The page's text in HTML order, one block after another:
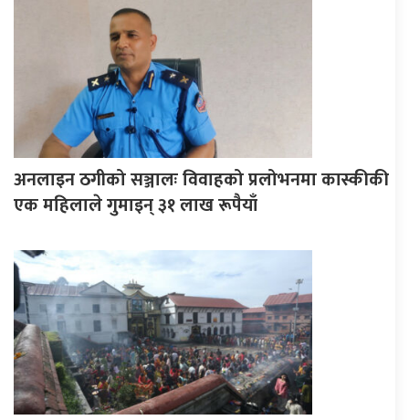
अनलाइन ठगीको सञ्जालः विवाहको प्रलोभनमा कास्कीकी
एक महिलाले गुमाइन् ३१ लाख रूपैयाँ